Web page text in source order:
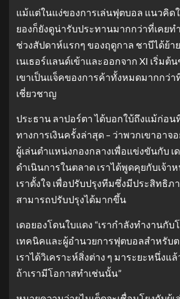
แม้แต่ในแง่ของการเล่นฟุตบอล แนวคิด
ยองก็ยังดูน่ารับประทานมากกว่าที่เคยท
ช่วงสัปดาห์แรกๆ ของฤดูกาล ชาบีได้ย้า
เนเธอร์แลนด์เข้าและออกจาก XI เริ่มต้
เขาเป็นแจ็คของการค้าทั้งหมดมากกว่า
เชี่ยวชาญ
ประธาน ลาปอร์ตา ได้บอกใบ้ถึงแม้ก่อน
ทางการเงินครั้งล่าสุด – ว่าพวกเขาอาจ
ผู้เล่นตำแหน่งกองกลางเพื่อแข่งขันกับ เด
ดำเนินการในตลาด เราได้พูดคุยกับเจ้า
เราตั้งใจ เพื่อปรับปรุงทีมซึ่งมีประสิทธิภ
สามารถปรับปรุงได้มากขึ้น
เดอยองโดนใบแดง “เรากำลังทำงานกับ
เทคนิคและผู้อำนวยการฟุตบอลสำหรับ
เราได้วิเคราะห์สิ่งต่าง ๆ มาระยะหนึ่ง
ถ้าเรามีโอกาสทำเช่นนั้น”